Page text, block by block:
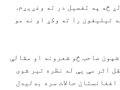
څه په تفصیل در ته وغږیږم.
تیلیفون را ته وکړ او نه مو
صاحب څو شعرونه او مقالې
اثر مې یې له نظره تیر شوی
حالات سره بدلیدل